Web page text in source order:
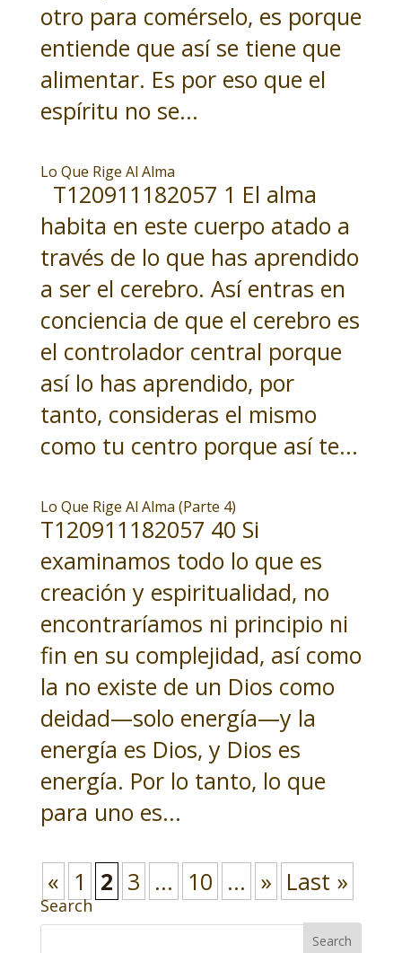
otro para comérselo, es porque
entiende que así se tiene que
alimentar. Es por eso que el
espíritu no se...
Lo Que Rige Al Alma
T120911182057 1 El alma
habita en este cuerpo atado a
través de lo que has aprendido
a ser el cerebro. Así entras en
conciencia de que el cerebro es
el controlador central porque
así lo has aprendido, por
tanto, consideras el mismo
como tu centro porque así te...
Lo Que Rige Al Alma (Parte 4)
T120911182057 40 Si
examinamos todo lo que es
creación y espiritualidad, no
encontraríamos ni principio ni
fin en su complejidad, así como
la no existe de un Dios como
deidad—solo energía—y la
energía es Dios, y Dios es
energía. Por lo tanto, lo que
para uno es...
« 1 2 3 ... 10 ... » Last »
Search